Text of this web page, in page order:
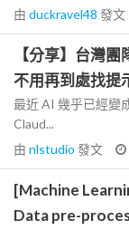
由 duckravel48 發文
【分享】台灣
不用再到處找提
最近 AI 幾乎已經變
Claud...
由 nlstudio 發文
[Machine
Data pre-